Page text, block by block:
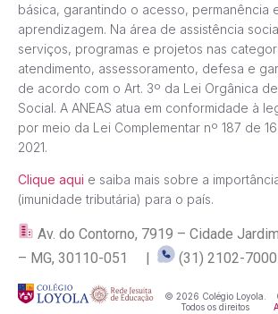
básica, garantindo o acesso, permanência
aprendizagem. Na área de assistência
serviços, programas e projetos nas
atendimento, assessoramento, defesa e
de acordo com o Art. 3º da Lei Orgânica
Social. A ANEAS atua em conformidade à
por meio da Lei Complementar nº 187 de
2021.
Clique aqui e saiba mais sobre a
(imunidade tributária) para o país.
Av. do Contorno, 7919 – Cidade
– MG, 30110-051 |
(31) 2102-7000
© 2026 Colégio Loyola.
Todos os direitos